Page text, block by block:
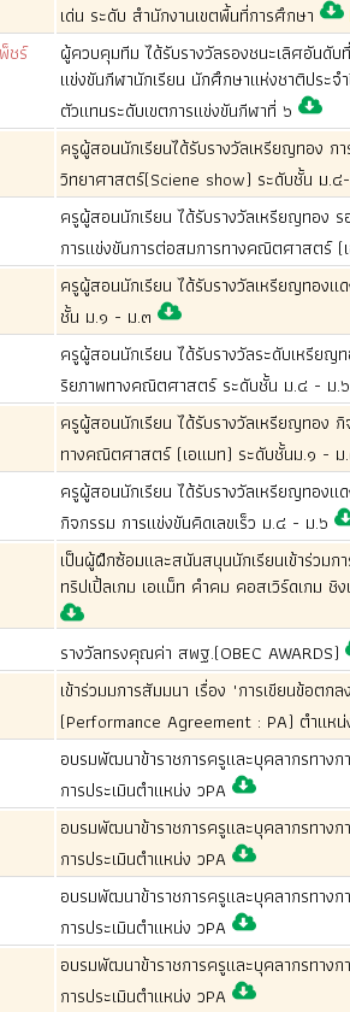
เด่น ระดับ สำนักงานเขตพื้นที่การศึกษา
ชร์
ผู้ควบคุมทีม ได้รับรางวัลรองชนะเลิศอันดั
แข่งขันกีฬานักเรียน นักศึกษาแห่งชาติประ
ตัวแทนระดับเขตการแข่งขันกีฬาที่ ๖
ครูผู้สอนนักเรียนได้รับรางวัลเหรียญทอง ก
วิทยาศาสตร์(Sciene show) ระดับชั้น ม.๔
ครูผู้สอนนักเรียน ได้รับรางวัลเหรียญทอง
การแข่งขันการต่อสมการทางคณิตศาสตร์
ครูผู้สอนนักเรียน ได้รับรางวัลเหรียญทองแ
ชั้น ม.๑ - ม.๓
ครูผู้สอนนักเรียน ได้รับรางวัลระดับเหรียญ
ริยภาพทางคณิตศาสตร์ ระดับชั้น ม.๔ - ม.๖
ครูผู้สอนนักเรียน ได้รับรางวัลเหรียญทอง
ทางคณิตศาสตร์ (เอแมท) ระดับชั้นม.๑ - ม
ครูผู้สอนนักเรียน ได้รับรางวัลเหรียญทอง
กิจกรรม การแข่งขันคิดเลขเร็ว ม.๔ - ม.๖
เป็นผู้ฝึกซ้อมและสนันสนุนนักเรียนเข้าร่วมก
ทริปเปิ้ลเกม เอแม็ท คำคม คอสเวิร์ดเกม
รางวัลทรงคุณค่า สพฐ.(OBEC AWARDS)
เข้าร่วมมการสัมมนา เรื่อง "การเขียนข้อตก
(Performance Agreement : PA) ตำแห
อบรมพัฒนาข้าราชการครูและบุคลากรทาง
การประเมินตำแหน่ง วPA
อบรมพัฒนาข้าราชการครูและบุคลากรทาง
การประเมินตำแหน่ง วPA
อบรมพัฒนาข้าราชการครูและบุคลากรทาง
การประเมินตำแหน่ง วPA
อบรมพัฒนาข้าราชการครูและบุคลากรทาง
การประเมินตำแหน่ง วPA